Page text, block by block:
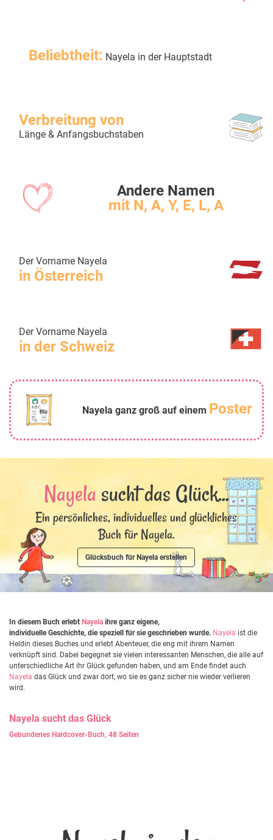
Beliebtheit: Nayela in der Hauptstadt
Verbreitung von
Länge & Anfangsbuchstaben
Andere Namen
mit N, A, Y, E, L, A
Der Vorname Nayela
in Österreich
Der Vorname Nayela
in der Schweiz
Nayela ganz groß auf einem Poster
Nayela sucht das Glück...
Ein persönliches, individuelles und glückliches
Buch für Nayela.
Glücksbuch für Nayela erstellen
In diesem Buch erlebt Nayela ihre ganz eigene,
individuelle Geschichte, die speziell für sie geschrieben wurde. Nayela ist die
Heldin dieses Buches und erlebt Abenteuer, die eng mit ihrem Namen
verknüpft sind. Dabei begegnet sie vielen interessanten Menschen, die alle auf
unterschiedliche Art ihr Glück gefunden haben, und am Ende findet auch
Nayela das Glück und zwar dort, wo sie es ganz sicher nie wieder verlieren
wird.
Nayela sucht das Glück
Gebundenes Hardcover-Buch, 48 Seiten